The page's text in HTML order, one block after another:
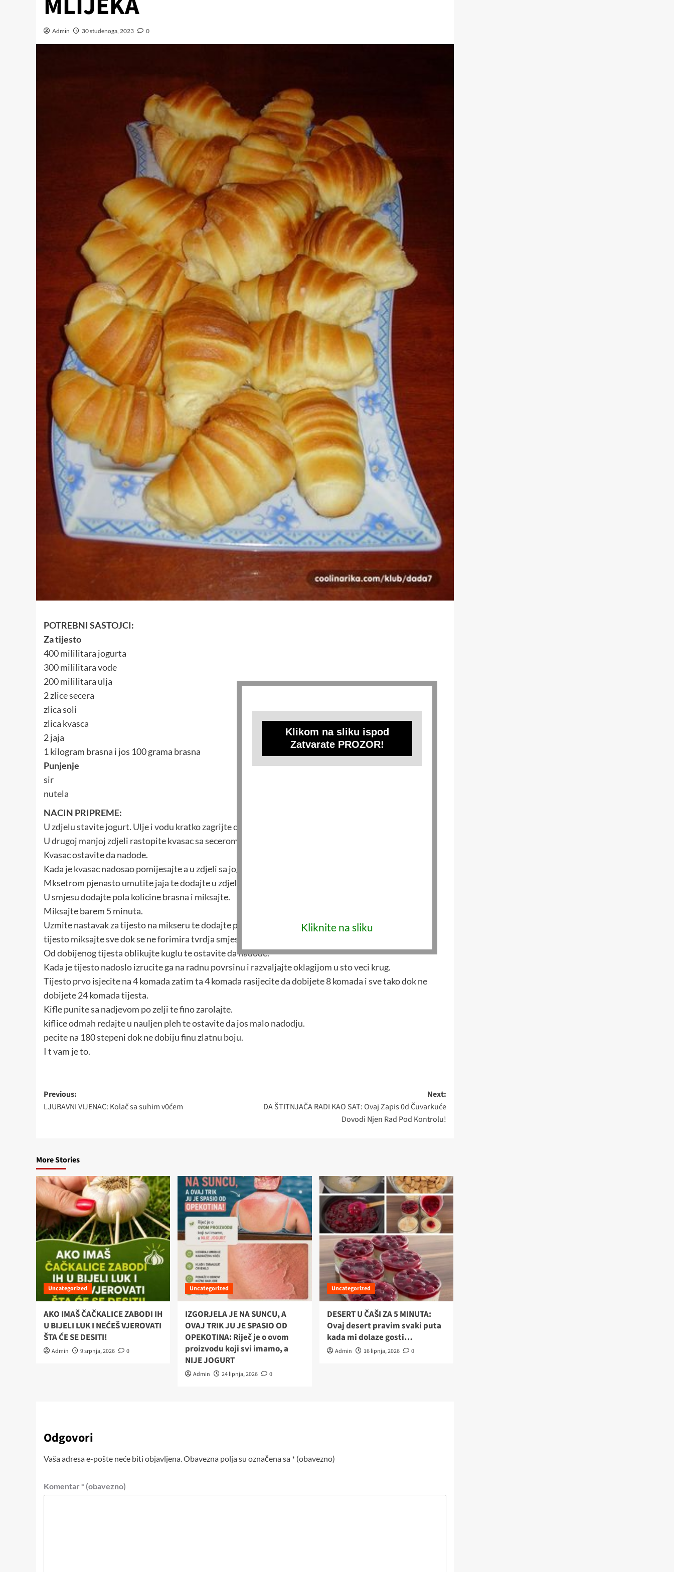
Admin 30 studenoga, 2023 0
POTREBNI SASTOJCI:
Za tijesto
400 mililitara jogurta
300 mililitara vode
200 mililitara ulja
2 zlice secera
zlica soli
zlica kvasca
2 jaja
1 kilogram brasna i jos 100 grama brasna
Punjenje
sir
nutela
NACIN PRIPREME:
U zdjelu stavite jogurt. Ulje i vodu kratko zagrijte da bude toplo te dodajte jogurtu.
U drugoj manjoj zdjeli rastopite kvasac sa secerom, zlicom brasna i malo vode.
Kvasac ostavite da nadode.
Kada je kvasac nadosao pomijesajte a u zdjeli sa jogurtom.
Mksetrom pjenasto umutite jaja te dodajte u zdjelu sa jogurtom.
U smjesu dodajte pola kolicine brasna i miksajte.
Miksajte barem 5 minuta.
Uzmite nastavak za tijesto na mikseru te dodajte postepeno oststak brasna ne prekidajuci miksanje.
tijesto miksajte sve dok se ne forimira tvrdja smjesa.
Od dobijenog tijesta oblikujte kuglu te ostavite da nadode.
Kada je tijesto nadoslo izrucite ga na radnu povrsinu i razvaljajte oklagijom u sto veci krug.
Tijesto prvo isjecite na 4 komada zatim ta 4 komada rasijecite da dobijete 8 komada i sve tako dok ne
dobijete 24 komada tijesta.
Kifle punite sa nadjevom po zelji te fino zarolajte.
kiflice odmah redajte u nauljen pleh te ostavite da jos malo nadodju.
pecite na 180 stepeni dok ne dobiju finu zlatnu boju.
I t vam je to.
Post
navigation
Previous:
LJUBAVNI VIJENAC: Kolač sa suhim v0ćem
Next:
DA ŠTITNJAČA RADI KAO SAT: Ovaj Zapis 0d Čuvarkuće
Dovodi Njen Rad Pod Kontrolu!
More Stories
Uncategorized
AKO IMAŠ ČAČKALICE ZABODI IH
U BIJELI LUK I NEĆEŠ VJEROVATI
ŠTA ĆE SE DESITI!
Admin 9 srpnja, 2026 0
Uncategorized
IZGORJELA JE NA SUNCU, A
OVAJ TRIK JU JE SPASIO OD
OPEKOTINA: Riječ je o ovom
proizvodu koji svi imamo, a
NIJE JOGURT
Admin 24 lipnja, 2026 0
Uncategorized
DESERT U ČAŠI ZA 5 MINUTA:
Ovaj desert pravim svaki puta
kada mi dolaze gosti…
Admin 16 lipnja, 2026 0
Odgovori
Vaša adresa e-pošte neće biti objavljena.Obavezna polja su označena sa * (obavezno)
Komentar * (obavezno)
Klikom na sliku ispod
Zatvarate PROZOR!
Kliknite na sliku